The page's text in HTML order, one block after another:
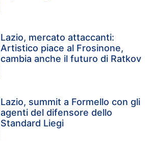
Lazio, mercato attaccanti:
Artistico piace al Frosinone,
cambia anche il futuro di Ratkov
Lazio, summit a Formello con gli
agenti del difensore dello
Standard Liegi